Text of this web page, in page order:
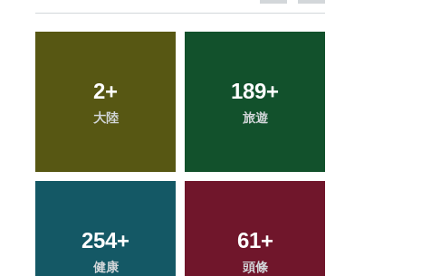
136
專欄
86+
農業
280+
文教
858+
綜合新聞